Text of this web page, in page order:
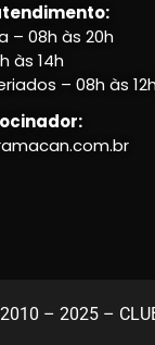
– 08h às 20h
às 14h
– 08h às 12h
– 2025 –